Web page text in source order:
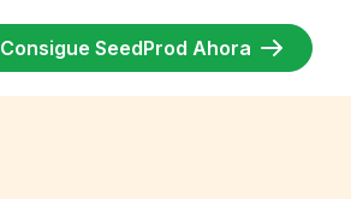
Consigue SeedProd Ahora